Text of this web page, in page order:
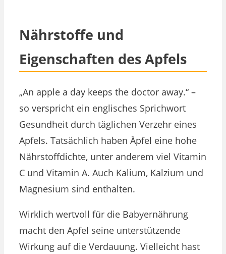
Nährstoffe und
Eigenschaften des Apfels
„An apple a day keeps the doctor away.“ –
so verspricht ein englisches Sprichwort
Gesundheit durch täglichen Verzehr eines
Apfels. Tatsächlich haben Äpfel eine hohe
Nährstoffdichte, unter anderem viel Vitamin
C und Vitamin A. Auch Kalium, Kalzium und
Magnesium sind enthalten.
Wirklich wertvoll für die Babyernährung
macht den Apfel seine unterstützende
Wirkung auf die Verdauung. Vielleicht hast